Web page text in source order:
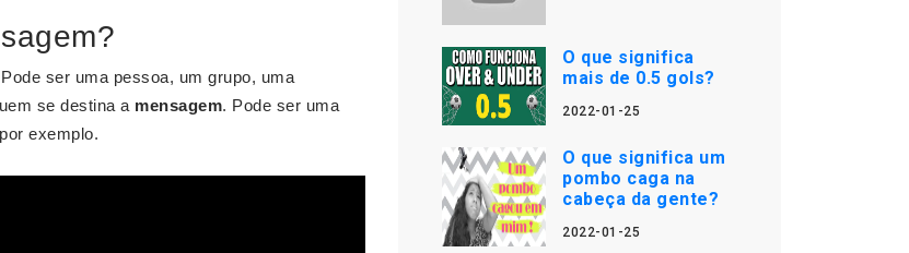
ser uma pessoa, um grupo, uma
se destina a mensagem. Pode ser uma
exemplo.
O que significa
mais de 0.5 gols?
2022-01-25
O que significa um
pombo caga na
cabeça da gente?
2022-01-25